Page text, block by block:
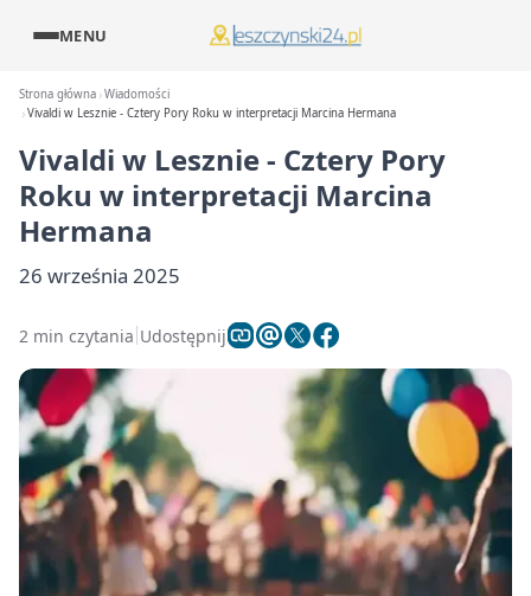
MENU
Strona główna Wiadomości
Vivaldi w Lesznie - Cztery Pory Roku w interpretacji Marcina Hermana
Vivaldi w Lesznie - Cztery Pory
Roku w interpretacji Marcina
Hermana
26 września 2025
2 min czytania Udostępnij